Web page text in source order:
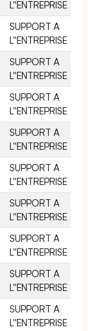
L''ENTREPRISE
SUPPORT A
L''ENTREPRISE
SUPPORT A
L''ENTREPRISE
SUPPORT A
L''ENTREPRISE
SUPPORT A
L''ENTREPRISE
SUPPORT A
L''ENTREPRISE
SUPPORT A
L''ENTREPRISE
SUPPORT A
L''ENTREPRISE
SUPPORT A
L''ENTREPRISE
SUPPORT A
L''ENTREPRISE